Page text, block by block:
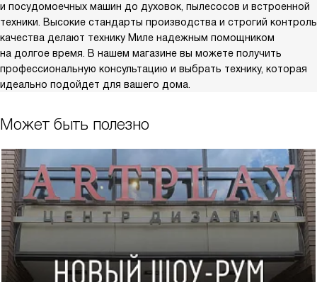
и посудомоечных машин до духовок, пылесосов и встроенной
техники. Высокие стандарты производства и строгий контроль
качества делают технику Миле надежным помощником
на долгое время. В нашем магазине вы можете получить
профессиональную консультацию и выбрать технику, которая
идеально подойдет для вашего дома.
Может быть полезно